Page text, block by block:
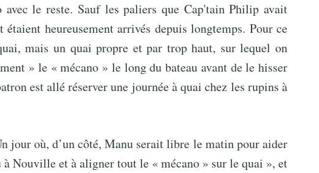
avec le reste. Sauf les paliers que Cap'tain Philip avait
étaient heureusement arrivés depuis longtemps. Pour ce
mais un quai propre et par trop haut, sur lequel on
» le « mécano » le long du bateau avant de le hisser
est allé réserver une journée à quai chez les rupins à
jour où, d’un côté, Manu serait libre le matin pour aider
à Nouville et à aligner tout le « mécano » sur le quai », et